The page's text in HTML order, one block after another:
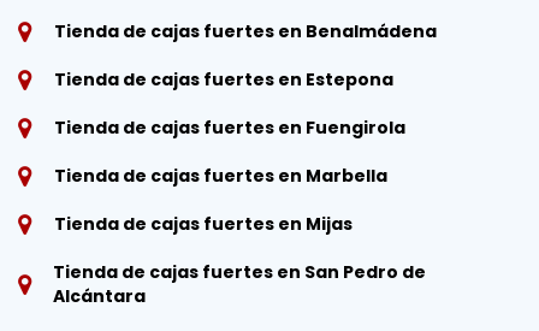
Tienda de cajas fuertes en Benalmádena
Tienda de cajas fuertes en Estepona
Tienda de cajas fuertes en Fuengirola
Tienda de cajas fuertes en Marbella
Tienda de cajas fuertes en Mijas
Tienda de cajas fuertes en San Pedro de
Alcántara